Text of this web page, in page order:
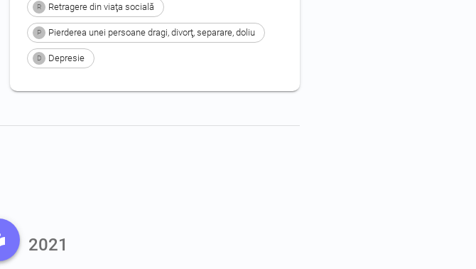
R Retragere din viaţa socială
P Pierderea unei persoane dragi, divorţ, separare, doliu
D Depresie
2021